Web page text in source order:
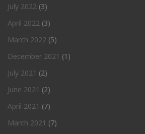
July 2022 (3)
April 2022 (3)
March 2022 (5)
December 2021 (1)
July 2021 (2)
June 2021 (2)
April 2021 (7)
March 2021 (7)